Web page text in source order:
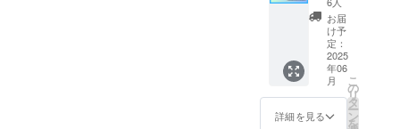
連絡さ
せてい
ただき
ます
し方大
全（講
社）」
「イラ
ストで
分か
る！特
イン特
別支援
教育相
談60分
券 応
援プラ
ン
小嶋悠
お届
け予
定：
2025
年06
月
詳細を見る
こ
の
リ
タ
ー
ン
を